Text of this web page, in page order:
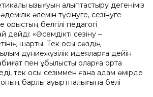
қызығуын қалыптастыру дегеніміз
әлемін түсінуге, сезінуге
орыстың белгілі педагогі
«Әсемдікті сезіну –
шарты. Тек осы сөздің
дүниежүзілік идеяларға дейін
пен құбылысты оларға ортақ
тек осы сезіммен ғана адам өмірде
оның барлық ауыртпалығына белі